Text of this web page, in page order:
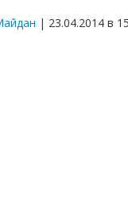
| 23.04.2014 в